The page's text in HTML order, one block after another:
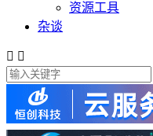
资源工具
杂谈
 